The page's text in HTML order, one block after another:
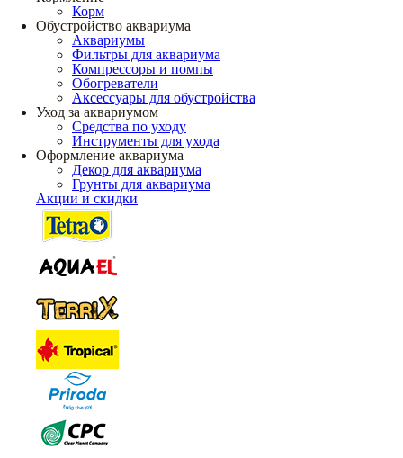
Корм
Обустройство аквариума
Аквариумы
Фильтры для аквариума
Компрессоры и помпы
Обогреватели
Аксессуары для обустройства
Уход за аквариумом
Средства по уходу
Инструменты для ухода
Оформление аквариума
Декор для аквариума
Грунты для аквариума
Акции и скидки